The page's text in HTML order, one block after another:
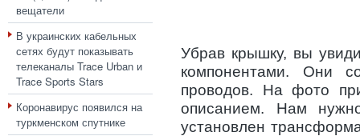
вещатели
В украинских кабельных
сетях будут показывать
телеканалы Trace Urban и
Trace Sports Stars
Коронавирус появился на
туркменском спутнике
Убрав крышку, вы
компонентами. Они
проводов. На фото
описанием. Нам
установлен